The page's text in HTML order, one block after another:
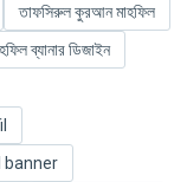
তাফসিরুল কুরআন মাহফিল
ব্যানার ডিজাইন
banner